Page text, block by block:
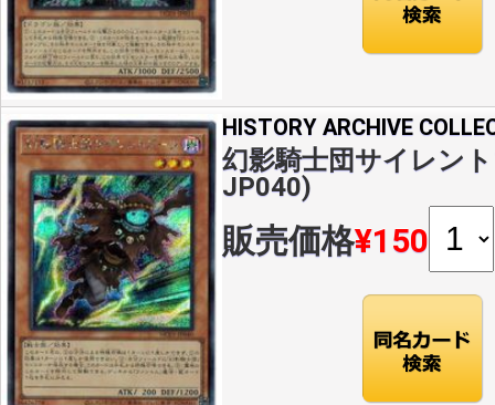
HISTORY ARCHIVE
幻影騎士団サイレン
JP040)
販売価格¥150